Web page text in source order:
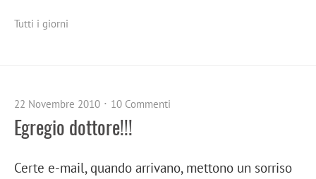
Tutti i giorni
22 Novembre 2010 10 Commenti
Egregio dottore!!!
Certe e-mail, quando arrivano, mettono un sorriso